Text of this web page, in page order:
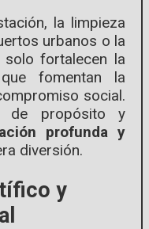
la limpieza
urbanos o la
fortalecen la
fomentan la
social.
de propósito y
profunda y
diversión.
y